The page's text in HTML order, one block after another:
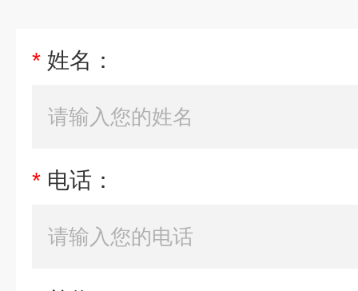
* 姓名：
* 电话：